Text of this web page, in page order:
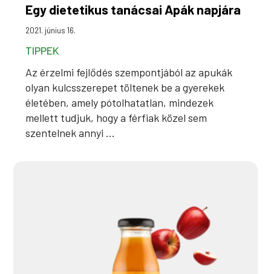
Egy dietetikus tanácsai Apák napjára
2021. június 16.
TIPPEK
Az érzelmi fejlődés szempontjából az apukák
olyan kulcsszerepet töltenek be a gyerekek
életében, amely pótolhatatlan, mindezek
mellett tudjuk, hogy a férfiak közel sem
szentelnek annyi ...